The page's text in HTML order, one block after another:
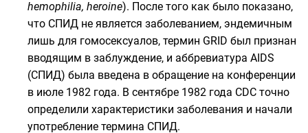
hemophilia, heroine). После того как было показано,
что СПИД не является заболеванием, эндемичным
лишь для гомосексуалов, термин GRID был признан
вводящим в заблуждение, и аббревиатура AIDS
(СПИД) была введена в обращение на конференции
в июле 1982 года. В сентябре 1982 года CDC точно
определили характеристики заболевания и начали
употребление термина СПИД.